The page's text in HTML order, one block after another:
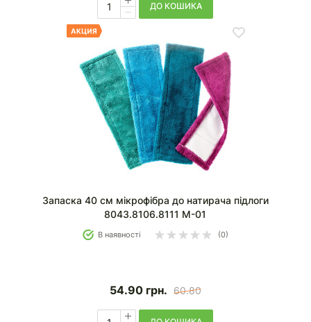
ДО КОШИКА
Запаска 40 см мікрофібра до натирача підлоги
8043.8106.8111 M-01
В наявності (0)
54.90 грн. 60.80